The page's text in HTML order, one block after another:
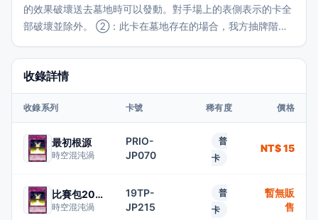
的效果破壞送去墓地時可以發動。對手場上的表側表示的卡全
部破壞並除外。 ②：此卡在墓地存在的場合，我方抽牌階
地1隻「銀河」超量怪獸為對象可以發動。那隻怪獸特殊召
喚。 ※時空混沌渦
收錄詳情
收錄系列 卡號 稀有度 價格
最初根源
時空混沌渦
PRIO-
JP070
普
卡
NT$ 15
比賽包2019
時空混沌渦
19TP-
JP215
普
卡
暫無販
售